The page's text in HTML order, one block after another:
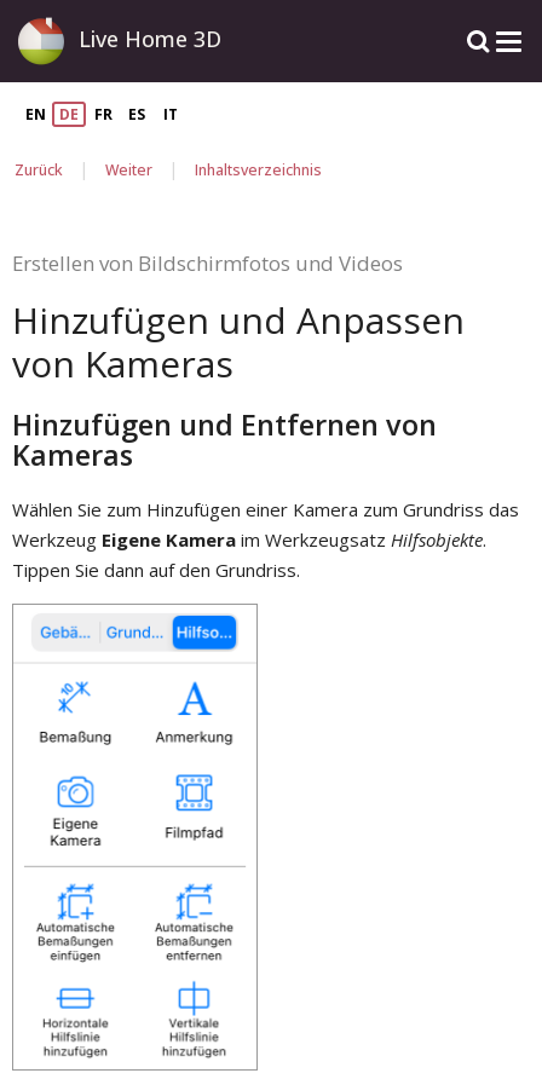
Live Home 3D
EN DE FR ES IT
Zurück | Weiter | Inhaltsverzeichnis
Erstellen von Bildschirmfotos und Videos
Hinzufügen und Anpassen
von Kameras
Hinzufügen und Entfernen von
Kameras
Wählen Sie zum Hinzufügen einer Kamera zum Grundriss das
Werkzeug Eigene Kamera im Werkzeugsatz Hilfsobjekte.
Tippen Sie dann auf den Grundriss.